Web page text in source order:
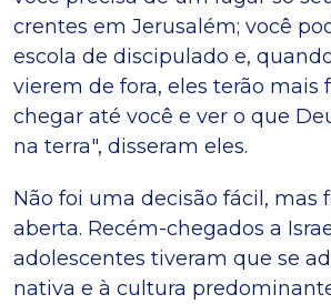
crentes em Jerusalém; você
escola de discipulado e,
vierem de fora, eles terão mais
chegar até você e ver o que
na terra", disseram eles.
Não foi uma decisão fácil, mas
aberta. Recém-chegados a
adolescentes tiveram que se
nativa e à cultura